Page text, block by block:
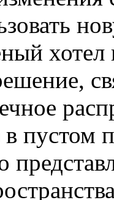
хотел
пустом